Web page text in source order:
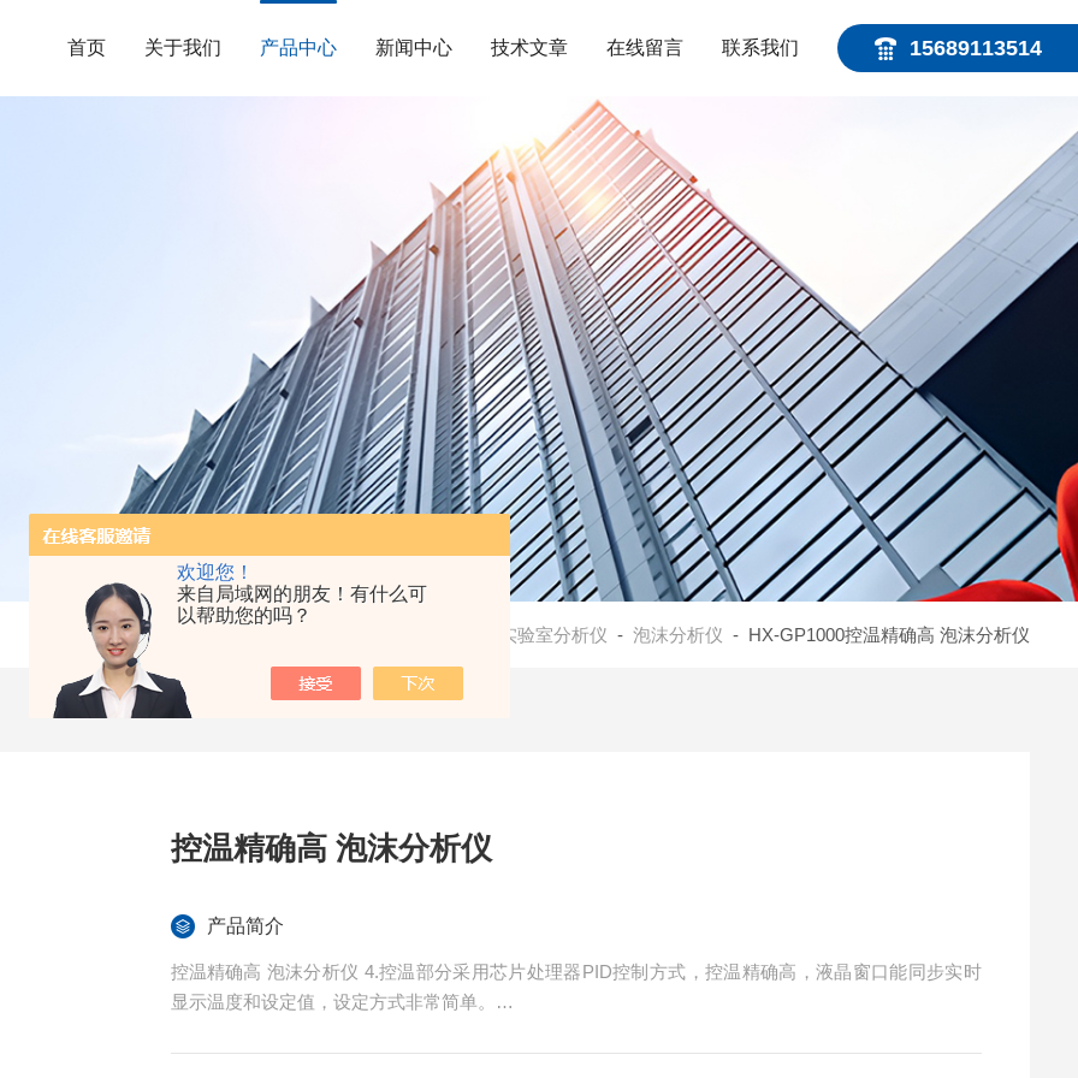
欢迎您！
来自局域网的朋友！有什么可
以帮助您的吗？
15689113514
首页 关于我们 产品中心 新闻中心 技术文章 在线留言 联系我们
实验室分析仪 - 泡沫分析仪 - HX-GP1000控温精确高 泡沫分析仪
控温精确高 泡沫分析仪
产品简介
控温精确高 泡沫分析仪 4.控温部分采用芯片处理器PID控制方式，控温精确高，液晶窗口能同步实时
显示温度和设定值，设定方式非常简单。